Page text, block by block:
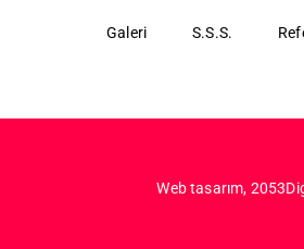
Galeri S.S.S.
Web tasarım,